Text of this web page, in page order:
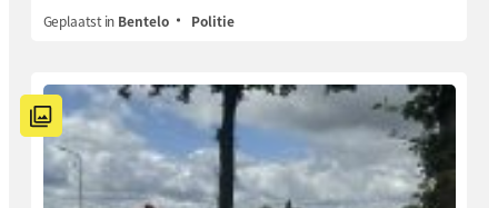
Geplaatst in Bentelo Politie